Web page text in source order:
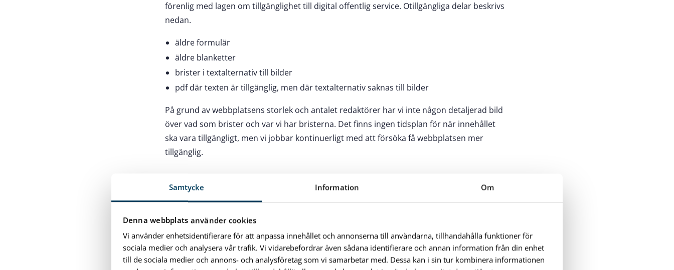
Samtycke Information Om
Denna webbplats använder cookies
Vi använder enhetsidentifierare för att anpassa innehållet och annonserna till användarna, tillhandahålla funktioner för
sociala medier och analysera vår trafik. Vi vidarebefordrar även sådana identifierare och annan information från din enhet
till de sociala medier och annons- och analysföretag som vi samarbetar med. Dessa kan i sin tur kombinera informationen
förenlig med lagen om tillgänglighet till digital offentlig service. Otillgängliga delar beskrivs
nedan.
äldre formulär
äldre blanketter
brister i textalternativ till bilder
pdf där texten är tillgänglig, men där textalternativ saknas till bilder
På grund av webbplatsens storlek och antalet redaktörer har vi inte någon detaljerad bild
över vad som brister och var vi har bristerna. Det finns ingen tidsplan för när innehållet
ska vara tillgängligt, men vi jobbar kontinuerligt med att försöka få webbplatsen mer
tillgänglig.
Innehåll som inte omfattas av lagen
Det innehåll som beskrivs här är inte fullt tillgängligt, men undantas enligt 9 § lagen om
tillgänglighet till digital offentlig service.
pdf-filer kan ha olika grad av tillgänglighet
äldre filmer kan sakna text och syntolkning